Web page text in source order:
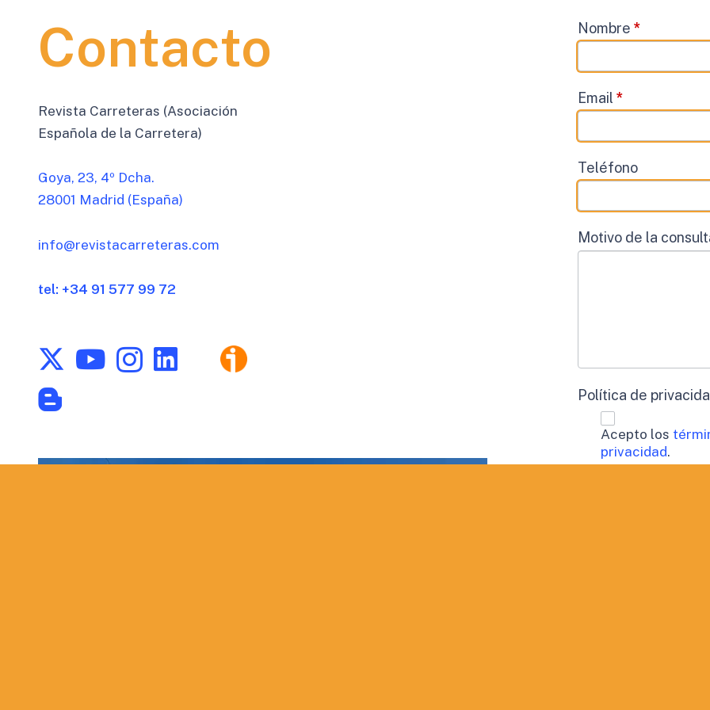
Contacto
Revista Carreteras (Asociación
Española de la Carretera)
Goya, 23, 4º Dcha.
28001 Madrid (España)
info@revistacarreteras.com
tel: +34 91 577 99 72
Contacto
Nombre *
Email *
Teléfono
Motivo de la
Política de
Acepto los
privacidad.